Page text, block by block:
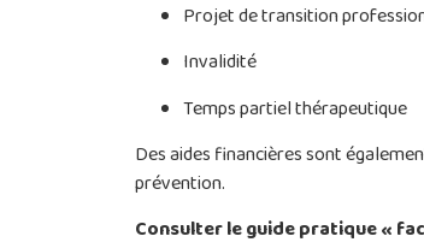
Projet de transition
Invalidité
Temps partiel thérapeutique
Des aides financières sont
prévention.
Consulter le guide pratique «